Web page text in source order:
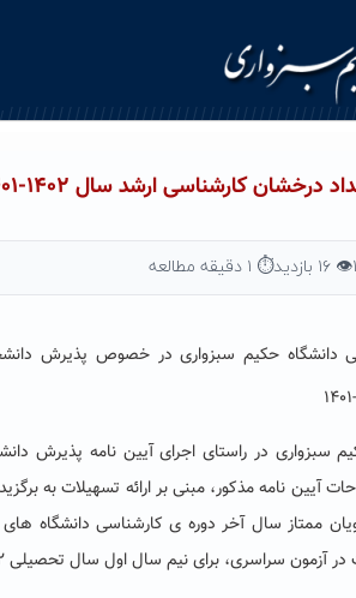
ارشد سال ۱۴۰۲-۱۴۰۱(مهلت ثبت نام تا تاریخ ۱۴۰۰/۱۰/۲۴ تمدید شد)
👁 ۱۶ بازدید ⏱ ۱ دقیقه مطالعه
دانشگاه حکیم سبزواری در خصوص پذیرش
سبزواری در راستای اجرای آیین نامه
آیین نامه مذکور، مبنی بر ارائه تسهیلات به
ممتاز سال آخر دوره­ ی کارشناسی دانشگاه­
سراسری، برای نیم سال اول سال تحصیلی ۱۴۰۲-۱۴۰۱ نموده است.